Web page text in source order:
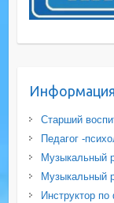
Старший
Педагог -
Музыкальный
Музыкальный
Инструктор